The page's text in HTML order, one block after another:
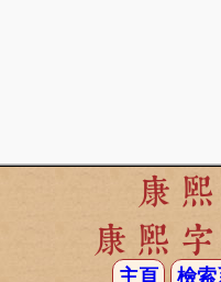
康
康熙
主頁 檢索